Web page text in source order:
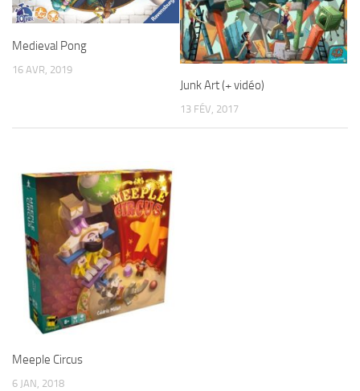
Medieval Pong
16 AVR, 2019
Junk Art (+ vidéo)
13 FÉV, 2017
Meeple Circus
6 JAN, 2018